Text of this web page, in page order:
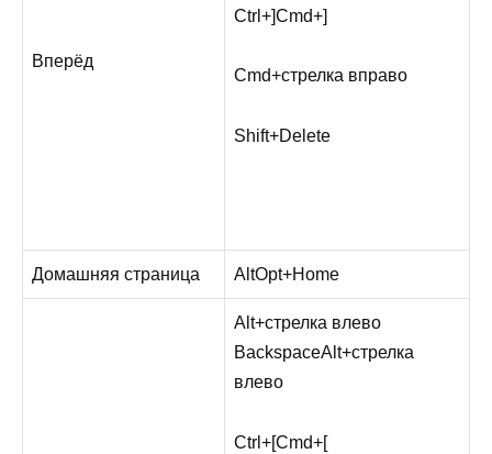
Вперёд
Ctrl+]Cmd+]
Cmd+стрелка вправо
Shift+Delete
Домашняя страница AltOpt+Home
Alt+стрелка влево
BackspaceAlt+стрелка
влево
Ctrl+[Cmd+[